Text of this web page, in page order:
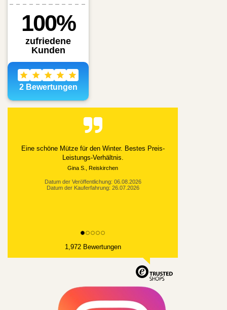
Eine schöne Mütze für den Winter. Bestes Preis-
Leistungs-Verhältnis.
Gina S., Reiskirchen
Datum der Veröffentlichung: 06.08.2026
Datum der Kauferfahrung: 26.07.2026
1,972 Bewertungen